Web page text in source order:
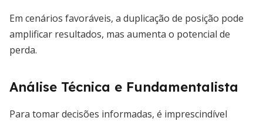
Em cenários favoráveis, a duplicação de posição pode
amplificar resultados, mas aumenta o potencial de
perda.
Análise Técnica e Fundamentalista
Para tomar decisões informadas, é imprescindível